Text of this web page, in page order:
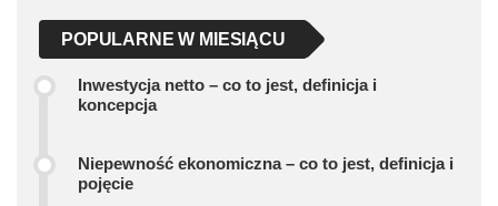
POPULARNE W MIESIĄCU
Inwestycja netto – co to jest, definicja i
koncepcja
Niepewność ekonomiczna – co to jest, definicja i
pojęcie